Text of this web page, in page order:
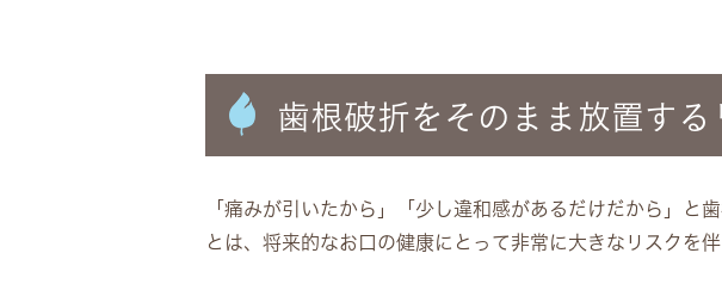
歯根破折をそのまま放置する
「痛みが引いたから」「少し違和感があるだけだから」と
とは、将来的なお口の健康にとって非常に大きなリスクを伴